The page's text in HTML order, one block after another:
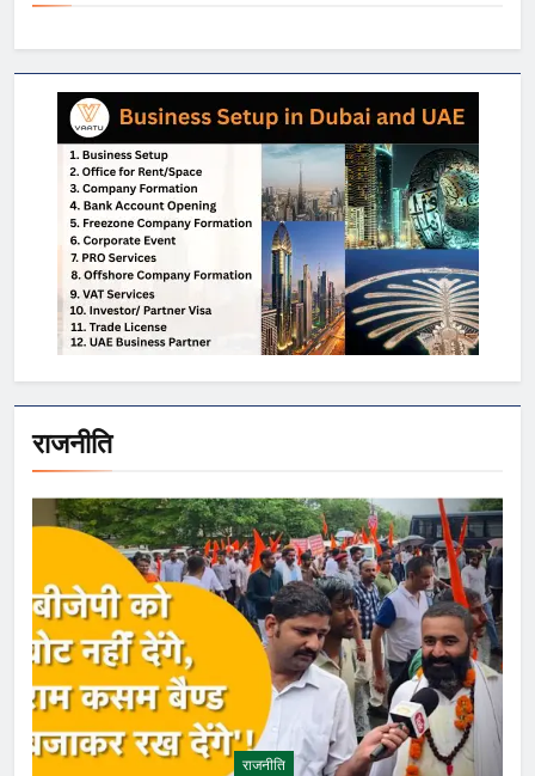
राजनीति
राजनीति